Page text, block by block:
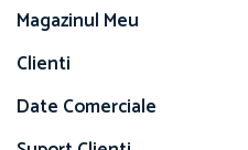
Magazinul Meu
Clienti
Date Comerciale